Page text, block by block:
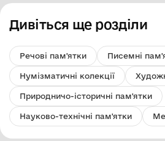
Дивіться ще розділи
Речові пам'ятки Писемні
Нумізматичні колекції
Природничо-історичні пам'ятки
Науково-технічні пам'ятки